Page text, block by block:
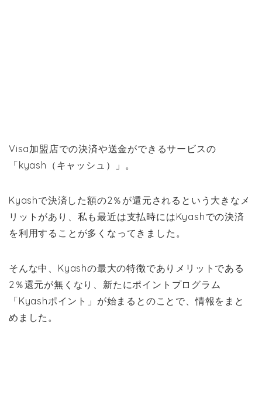
Visa加盟店での決済や送金ができるサービスの
「kyash（キャッシュ）」。
Kyashで決済した額の2％が還元されるという大きなメ
リットがあり、私も最近は支払時にはKyashでの決済
を利用することが多くなってきました。
そんな中、Kyashの最大の特徴でありメリットである
2％還元が無くなり、新たにポイントプログラム
「Kyashポイント」が始まるとのことで、情報をまと
めました。